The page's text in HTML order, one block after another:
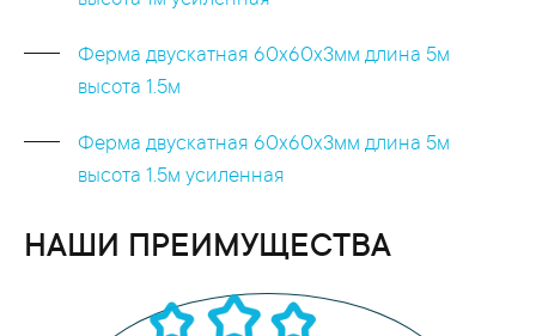
Ферма двускатная 60x60x3мм длина 5м
высота 1.5м
Ферма двускатная 60x60x3мм длина 5м
высота 1.5м усиленная
НАШИ ПРЕИМУЩЕСТВА